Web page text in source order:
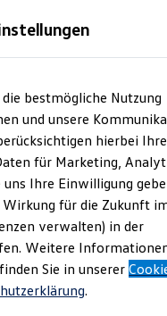
bestmögliche Nutzung
und unsere
hierbei Ihre
für Marketing,
Ihre Einwilligung
für die Zukunft
verwalten) in der
Weitere
Sie in unserer
.